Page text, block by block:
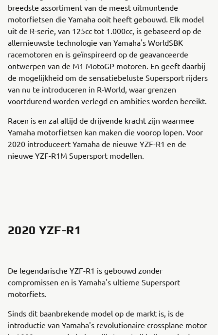
breedste assortiment van de meest uitmuntende
motorfietsen die Yamaha ooit heeft gebouwd. Elk model
uit de R-serie, van 125cc tot 1.000cc, is gebaseerd op de
allernieuwste technologie van Yamaha's WorldSBK
racemotoren en is geïnspireerd op de geavanceerde
ontwerpen van de M1 MotoGP motoren. En geeft daarbij
de mogelijkheid om de sensatiebeluste Supersport rijders
van nu te introduceren in R-World, waar grenzen
voortdurend worden verlegd en ambities worden bereikt.
Racen is en zal altijd de drijvende kracht zijn waarmee
Yamaha motorfietsen kan maken die voorop lopen. Voor
2020 introduceert Yamaha de nieuwe YZF-R1 en de
nieuwe YZF-R1M Supersport modellen.
2020 YZF-R1
De legendarische YZF-R1 is gebouwd zonder
compromissen en is Yamaha's ultieme Supersport
motorfiets.
Sinds dit baanbrekende model op de markt is, is de
introductie van Yamaha's revolutionaire crossplane motor